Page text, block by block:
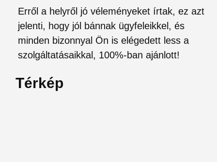
Erről a helyről jó véleményeket írtak, ez azt
jelenti, hogy jól bánnak ügyfeleikkel, és
minden bizonnyal Ön is elégedett less a
szolgáltatásaikkal, 100%-ban ajánlott!
Térkép